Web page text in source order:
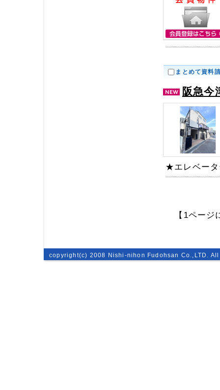
まとめて資料
阪急今
★エレベー
【1ペー
copyright(c) 2008 Nishi-nihon Fudohsan Co.,LTD.